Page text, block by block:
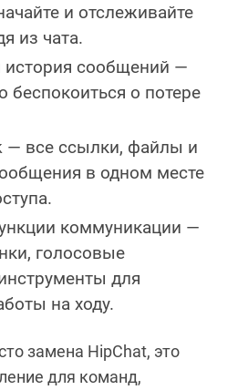
и отслеживайте
из чата.
история сообщений —
беспокоиться о потере
— все ссылки, файлы и
в одном месте
коммуникации —
голосовые
для
на ходу.
замена HipChat, это
для команд,